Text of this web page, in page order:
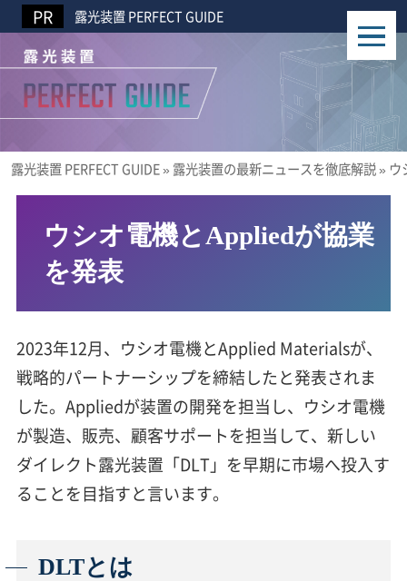
露光装置 PERFECT GUIDE
露光装置 PERFECT GUIDE» 露光装置の最新ニュースを徹底解説» ウ
ウシオ電機とAppliedが協業
を発表
2023年12月、ウシオ電機とApplied Materialsが、
戦略的パートナーシップを締結したと発表されま
した。Appliedが装置の開発を担当し、ウシオ電機
が製造、販売、顧客サポートを担当して、新しい
ダイレクト露光装置「DLT」を早期に市場へ投入す
ることを目指すと言います。
DLTとは